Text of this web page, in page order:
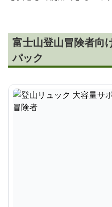
富士山登山冒険者向
パック